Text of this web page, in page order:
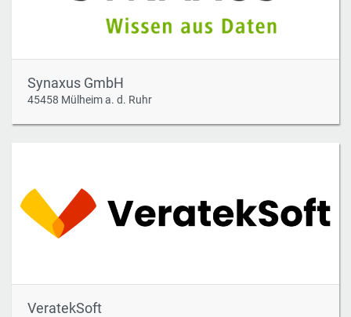
Synaxus GmbH
45458 Mülheim a. d. Ruhr
VeratekSoft